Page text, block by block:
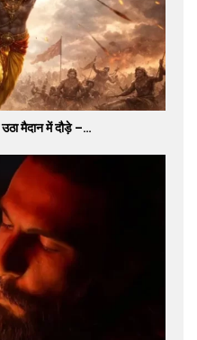
मैदान में दौड़े –…